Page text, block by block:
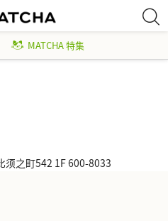
MATCHA 特集
之町542 1F 600-8033